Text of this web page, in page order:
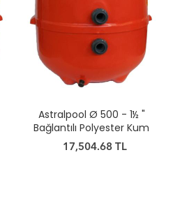
Astralpool Ø 500 - 1½ "
Bağlantılı Polyester Kum
Filtresi
17,504.68 TL